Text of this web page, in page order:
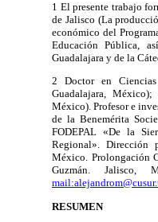
1 El presente trabajo
de Jalisco (La
económico del
Educación Pública,
Guadalajara y de la
2 Doctor en
Guadalajara,
México). Profesor e
dela Benemérita
FODEPAL «Dela
Regional». Dirección
México. Prolongación
Guzmán. Jalisco,
RESUMEN